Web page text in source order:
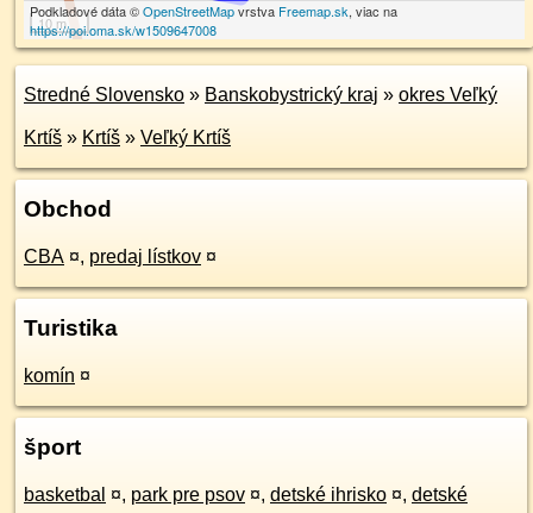
10 m
Podkladové dáta ©OpenStreetMapvrstva Freemap.sk, viac na
https://poi.oma.sk/w1509647008
Stredné Slovensko » Banskobystrický kraj » okres Veľký
Krtíš » Krtíš » Veľký Krtíš
Obchod
CBA ¤, predaj lístkov ¤
Turistika
komín ¤
šport
basketbal ¤, park pre psov ¤, detské ihrisko ¤, detské